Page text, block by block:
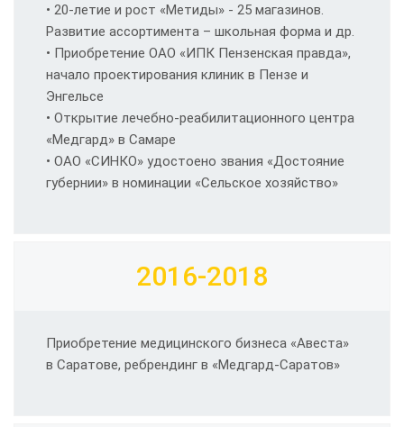
• 20-летие и рост «Метиды» - 25 магазинов.
Развитие ассортимента – школьная форма и др.
• Приобретение ОАО «ИПК Пензенская правда»,
начало проектирования клиник в Пензе и
Энгельсе
• Открытие лечебно-реабилитационного центра
«Медгард» в Самаре
• ОАО «СИНКО» удостоено звания «Достояние
губернии» в номинации «Сельское хозяйство»
2016-2018
Приобретение медицинского бизнеса «Авеста»
в Саратове, ребрендинг в «Медгард-Саратов»